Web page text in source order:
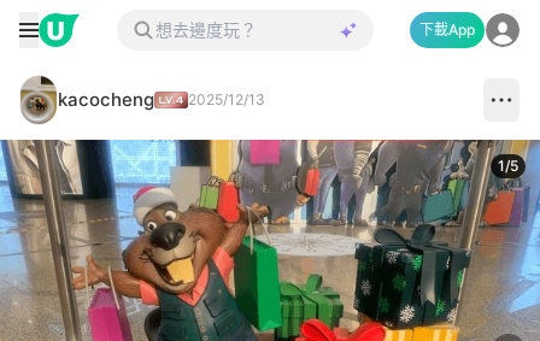
下載App
kacocheng 2025/12/13
1/5